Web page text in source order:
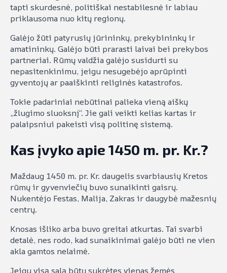
tapti skurdesnė, politiškai nestabilesnė ir labiau
priklausoma nuo kitų regionų.
Galėjo žūti patyrusių jūrininkų, prekybininkų ir
amatininkų. Galėjo būti prarasti laivai bei prekybos
partneriai. Rūmų valdžia galėjo susidurti su
nepasitenkinimu, jeigu nesugebėjo aprūpinti
gyventojų ar paaiškinti religinės katastrofos.
Tokie padariniai nebūtinai palieka vieną aiškų
„žlugimo sluoksnį“. Jie gali veikti kelias kartas ir
palaipsniui pakeisti visą politinę sistemą.
Kas įvyko apie 1450 m. pr. Kr.?
Maždaug 1450 m. pr. Kr. daugelis svarbiausių Kretos
rūmų ir gyvenviečių buvo sunaikinti gaisrų.
Nukentėjo Festas, Malija, Zakras ir daugybė mažesnių
centrų.
Knosas išliko arba buvo greitai atkurtas. Tai svarbi
detalė, nes rodo, kad sunaikinimai galėjo būti ne vien
akla gamtos nelaimė.
Jeigu visą salą būtų sukrėtęs vienas žemės